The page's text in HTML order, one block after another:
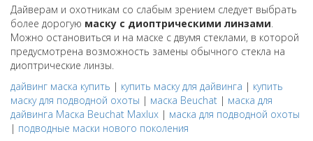
Дайверам и охотникам со слабым зрением следует выбрать
более дорогую маску с диоптрическими линзами.
Можно остановиться и на маске с двумя стеклами, в которой
предусмотрена возможность замены обычного стекла на
диоптрические линзы.
дайвинг маска купить | купить маску для дайвинга | купить
маску для подводной охоты | маска Beuchat | маска для
дайвинга Маска Beuchat Maxlux | маска для подводной охоты
| подводные маски нового поколения